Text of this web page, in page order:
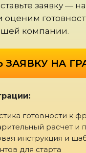
ЗАЯВКУ НА
заявку —
оценим
компании.
готовности к
расчет и
инструкция и
для старта